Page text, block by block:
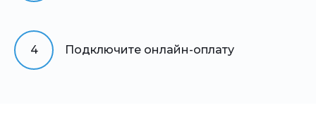
4 Подключите онлайн-оплату